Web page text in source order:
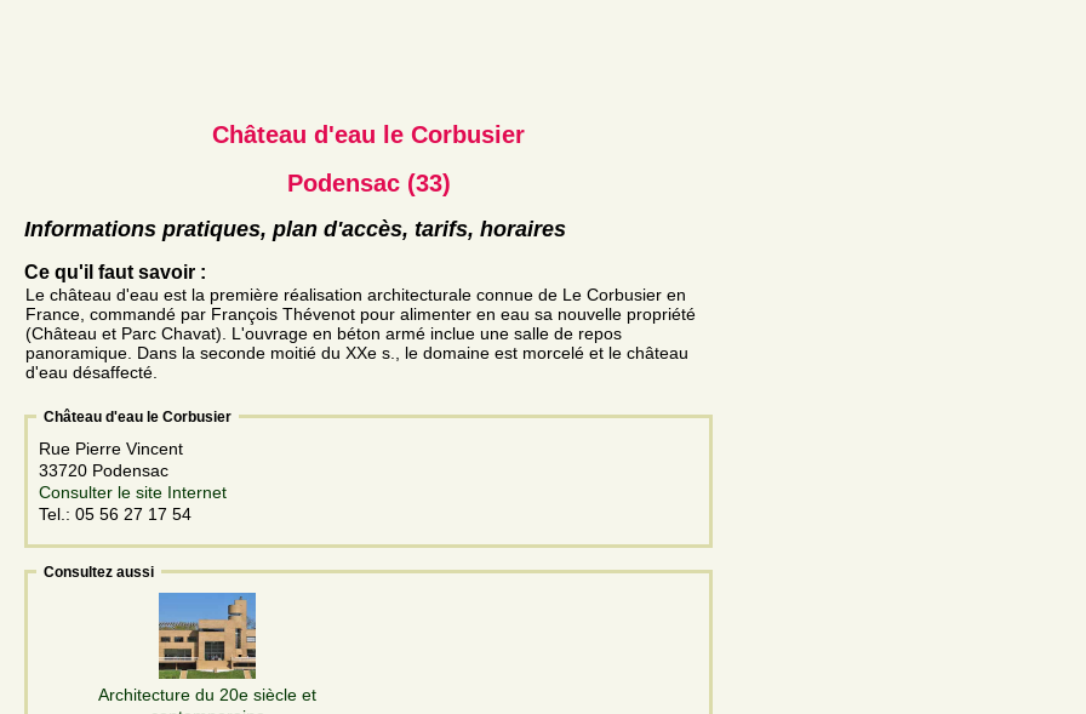
Château d'eau le Corbusier
Podensac (33)
Informations pratiques, plan d'accès, tarifs, horaires
Ce qu'il faut savoir :
Le château d'eau est la première réalisation architecturale connue de Le Corbusier en
France, commandé par François Thévenot pour alimenter en eau sa nouvelle propriété
(Château et Parc Chavat). L'ouvrage en béton armé inclue une salle de repos
panoramique. Dans la seconde moitié du XXe s., le domaine est morcelé et le château
d'eau désaffecté.
Château d'eau le Corbusier
Rue Pierre Vincent
33720 Podensac
Consulter le site Internet
Tel.: 05 56 27 17 54
Consultez aussi
Architecture du 20e siècle et